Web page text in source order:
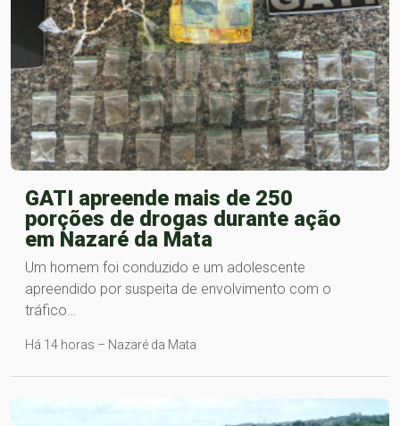
GATI apreende mais de 250
porções de drogas durante ação
em Nazaré da Mata
Um homem foi conduzido e um adolescente
apreendido por suspeita de envolvimento com o
tráfico…
Há 14 horas – Nazaré da Mata